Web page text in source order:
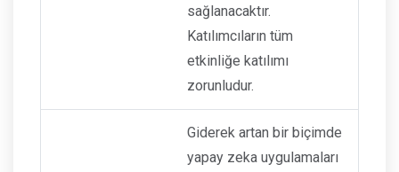
sağlanacaktır.
Katılımcıların tüm
etkinliğe katılımı
zorunludur.
Giderek artan bir biçimde
yapay zeka uygulamaları